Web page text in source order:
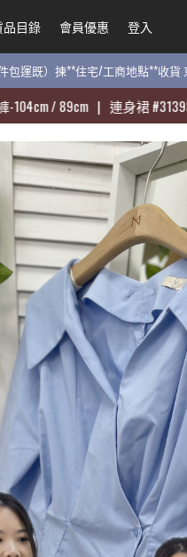
品目錄 會員優惠 登入
包運既）揀**住宅/工商地點**收
/ 89cm | 連身裙#31398-質
品目錄 會員優惠 登入
包運既）揀**住宅/工商地點**收
/ 89cm | 連身裙#31398-質